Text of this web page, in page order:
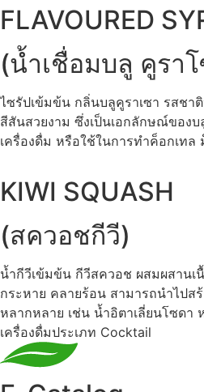
FLAVOURED
(น้ำเชื่อมบลู คูรา
ไซรัปเข้มข้น กลิ่นบลูคูราเซา รสชา
สีสันสวยงาม ซึ่งเป็นเอกลักษณ์ของ
เครื่องดื่ม หรือใช้ในการทำค็อกเทล
KIWI SQUASH
(สควอชกีวี)
น้ำกีวีเข้มข้น กีวีสควอช ผสมผสาน
กระหาย คลายร้อน สามารถนำไปส
หลากหลาย เช่น น้ำอิตาเลี่ยนโซดา
เครื่องดื่มประเภท Cocktail